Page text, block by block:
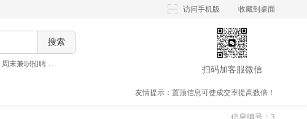
访问手机版 收藏到桌面
搜索
周末兼职招聘 晚上兼职招聘 ,
扫码加客服微信
友情提示：置顶信息可使成交率提高数倍！
信息编号：3